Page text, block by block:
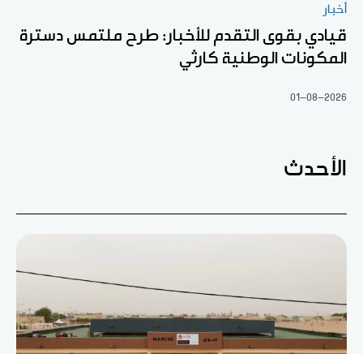
أخبار
قيادي بقوى التقدم للأخبار: طرح ملتمس دسترة
المكونات الوطنية كارثي
01-08-2026
الأحدث